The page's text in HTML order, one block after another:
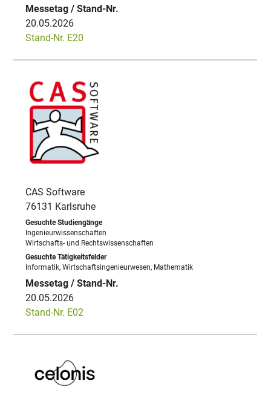
20.05.2026
Stand-Nr. E20
CAS Software
76131 Karlsruhe
Ingenieurwissenschaften
Wirtschafts- und Rechtswissenschaften
Informatik, Wirtschaftsingenieurwesen, Mathematik
20.05.2026
Stand-Nr. E02